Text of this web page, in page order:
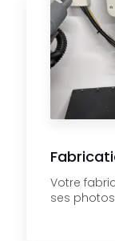
Votre
ses